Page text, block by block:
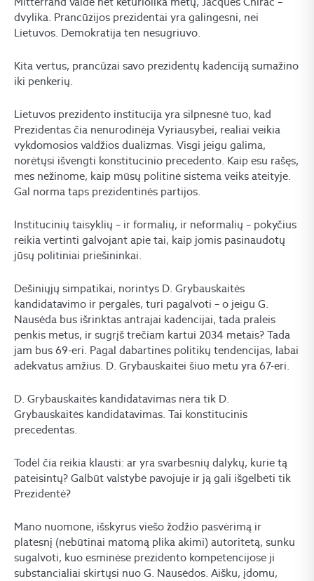
dvylika. Prancūzijos prezidentai yra galingesni, nei
Lietuvos. Demokratija ten nesugriuvo.
Kita vertus, prancūzai savo prezidentų kadenciją sumažino
iki penkerių.
Lietuvos prezidento institucija yra silpnesnė tuo, kad
Prezidentas čia nenurodinėja Vyriausybei, realiai veikia
vykdomosios valdžios dualizmas. Visgi jeigu galima,
norėtųsi išvengti konstitucinio precedento. Kaip esu rašęs,
mes nežinome, kaip mūsų politinė sistema veiks ateityje.
Gal norma taps prezidentinės partijos.
Institucinių taisyklių – ir formalių, ir neformalių – pokyčius
reikia vertinti galvojant apie tai, kaip jomis pasinaudotų
jūsų politiniai priešininkai.
Dešiniųjų simpatikai, norintys D. Grybauskaitės
kandidatavimo ir pergalės, turi pagalvoti – o jeigu G.
Nausėda bus išrinktas antrajai kadencijai, tada praleis
penkis metus, ir sugrįš trečiam kartui 2034 metais? Tada
jam bus 69-eri. Pagal dabartines politikų tendencijas, labai
adekvatus amžius. D. Grybauskaitei šiuo metu yra 67-eri.
D. Grybauskaitės kandidatavimas nėra tik D.
Grybauskaitės kandidatavimas. Tai konstitucinis
precedentas.
Todėl čia reikia klausti: ar yra svarbesnių dalykų, kurie tą
pateisintų? Galbūt valstybė pavojuje ir ją gali išgelbėti tik
Prezidentė?
Mano nuomone, išskyrus viešo žodžio pasvėrimą ir
platesnį (nebūtinai matomą plika akimi) autoritetą, sunku
sugalvoti, kuo esminėse prezidento kompetencijose ji
substancialiai skirtųsi nuo G. Nausėdos. Aišku, įdomu,